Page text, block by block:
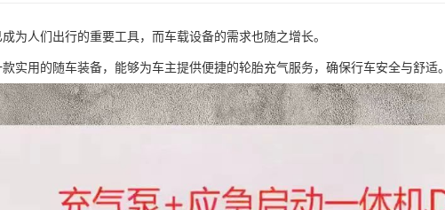
为人们出行的重要工具，而车载设备的需求也随之增长。
实用的随车装备，能够为车主提供便捷的轮胎充气服务，确保行车安全与舒适。